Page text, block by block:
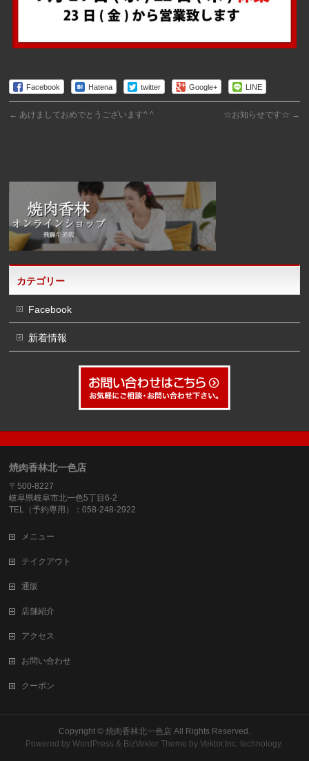
Facebook Hatena twitter Google+ LINE
← あけましておめでとうございます^ ^ ☆お知らせです☆ →
カテゴリー
Facebook
新着情報
焼肉香林北一色店
〒500-8227
岐阜県岐阜市北一色5丁目6-2
TEL（予約専用）：058-248-2922
メニュー
テイクアウト
通販
店舗紹介
アクセス
お問い合わせ
クーポン
Copyright © 焼肉香林北一色店All Rights Reserved.
Powered byWordPress & BizVektor Theme byVektor,Inc. technology.